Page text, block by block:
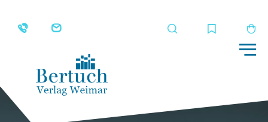
Merkliste